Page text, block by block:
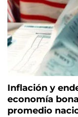
Inflación y
economía
promedio